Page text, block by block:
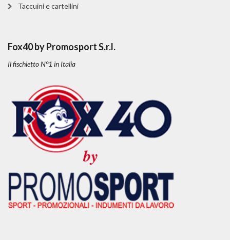
Taccuini e cartellini
Fox40 by Promosport S.r.l.
Il fischietto N°1 in Italia